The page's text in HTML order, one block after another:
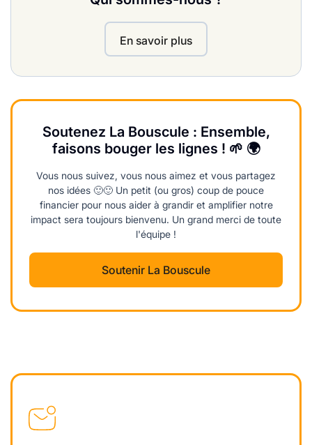
En savoir plus
Soutenez La Bouscule : Ensemble,
faisons bouger les lignes ! 🌱 🌍
Vous nous suivez, vous nous aimez et vous partagez
nos idées 🙂🙂 Un petit (ou gros) coup de pouce
financier pour nous aider à grandir et amplifier notre
impact sera toujours bienvenu. Un grand merci de toute
l'équipe !
Soutenir La Bouscule